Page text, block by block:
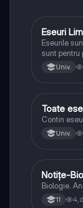
Limba și
Eseuri
Eseurile
sunt pentru
lipsesc
Univ.
Limba și
Toate
Contin
Univ.
Biologie
Notițe-Bio
Biologie.
11